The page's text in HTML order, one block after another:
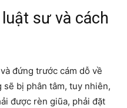
sư và cách
đứng trước cám dỗ về
bị phân tâm, tuy nhiên,
được rèn giũa, phải đặt